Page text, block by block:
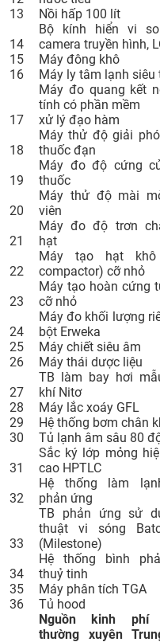
13
Nồi hấp 100 lít
14
Bộ kính hiển vi
camera truyền hình,
15
Máy đông khô
16
Máy ly tâm lạnh siêu
17
Máy đo quang kết
tính có phần mềm
xử lý đạo hàm
18
Máy thử độ giải
thuốc đạn
19
Máy đo độ cứng
thuốc
20
Máy thử độ mài
viên
21
Máy đo độ trơn
hạt
22
Máy tạo hạt khô
compactor) cỡ nhỏ
23
Máy tạo hoàn cứng
cỡ nhỏ
24
Máy đo khối lượng
bột Erweka
25
Máy chiết siêu âm
26
Máy thái dược liệu
27
TB làm bay hơi
khí Nitơ
28
Máy lắc xoáy GFL
29
Hệ thống bơm chân
30
Tủ lạnh âm sâu 80
31
Sắc ký lớp mỏng
cao HPTLC
32
Hệ thống làm
phản ứng
33
TB phản ứng sử
thuật vi sóng
(Milestone)
34
Hệ thống bình
thuỷ tinh
35
Máy phân tích TGA
36
Tủ hood
Nguồn kinh phí
thường xuyên